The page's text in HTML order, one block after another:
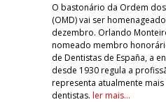
O bastonário da Ordem
(OMD) vai ser
dezembro. Orlando
nomeado membro
de Dentistas de España, a
desde 1930 regula a
representa atualmente
dentistas. ler mais...